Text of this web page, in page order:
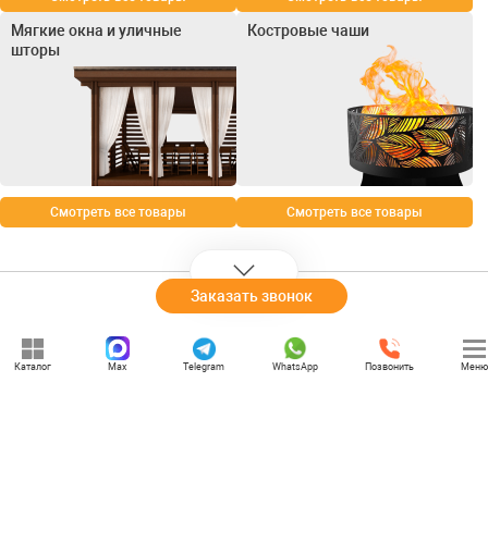
Мягкие окна и уличные
шторы
Смотреть все товары
Костровые чаши
Смотреть все товары
+7 (969) 777-85-85
Заказать звонок
Каталог Max Telegram WhatsApp Позвонить Меню